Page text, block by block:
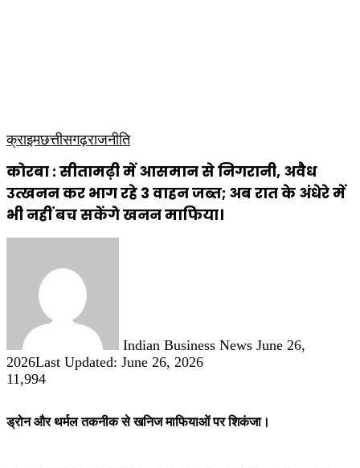
क्राइमछत्तीसगढ़राजनीति
कोरबा : सीतामढ़ी में आसमान से निगरानी, अवैध
उत्खनन कर भाग रहे 3 वाहन जब्त; अब रात के अंधेरे में
भी नहीं बच सकेंगे खनन माफिया।
Indian Business News June 26,
2026Last Updated: June 26, 2026
11,994
ड्रोन और थर्मल तकनीक से खनिज माफियाओं पर शिकंजा।